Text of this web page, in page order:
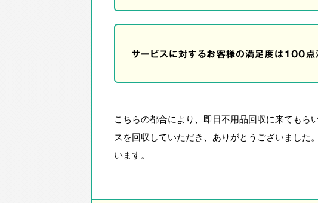
サービスに対するお客様の満足度は100点
こちらの都合により、即日不用品回収に来てもら
スを回収していただき、ありがとうございました
います。